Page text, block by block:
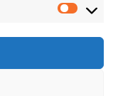
nicht
nicht zumutbar.
werden